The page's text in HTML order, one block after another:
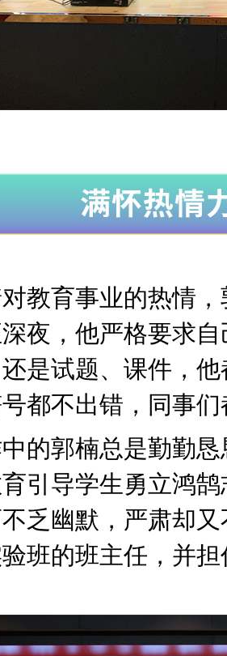
教育事业的热情
夜，他严格要求
是试题、课件，
都不出错，同事
的郭楠总是勤勤
引导学生勇立鸿
乏幽默，严肃却
班的班主任，并